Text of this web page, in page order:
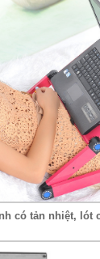
có tản nhiệt, lót